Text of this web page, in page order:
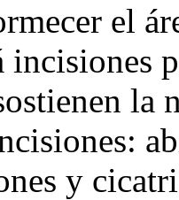
el
la
y